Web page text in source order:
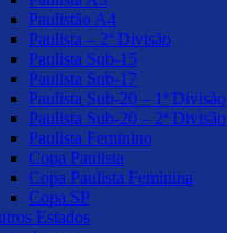
Paulistão A4
Paulista – 2ª Divisão
Paulista Sub-15
Paulista Sub-17
Paulista Sub-20 – 1ª Divisão
Paulista Sub-20 – 2ª Divisão
Paulista Feminino
Copa Paulista
Copa Paulista Feminina
Copa SP
Estados